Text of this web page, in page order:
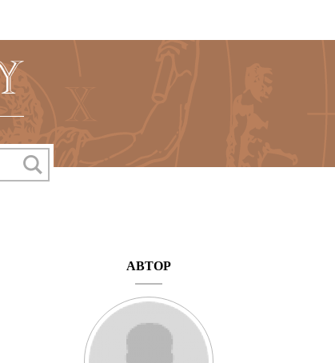
АВТОР